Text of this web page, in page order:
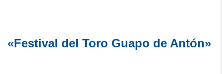
«Festival del Toro Guapo de Antón»